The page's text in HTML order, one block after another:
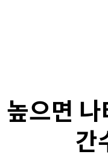
높으면
간